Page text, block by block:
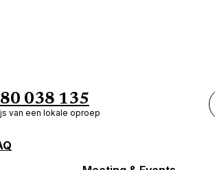
038 135
van een lokale oproep